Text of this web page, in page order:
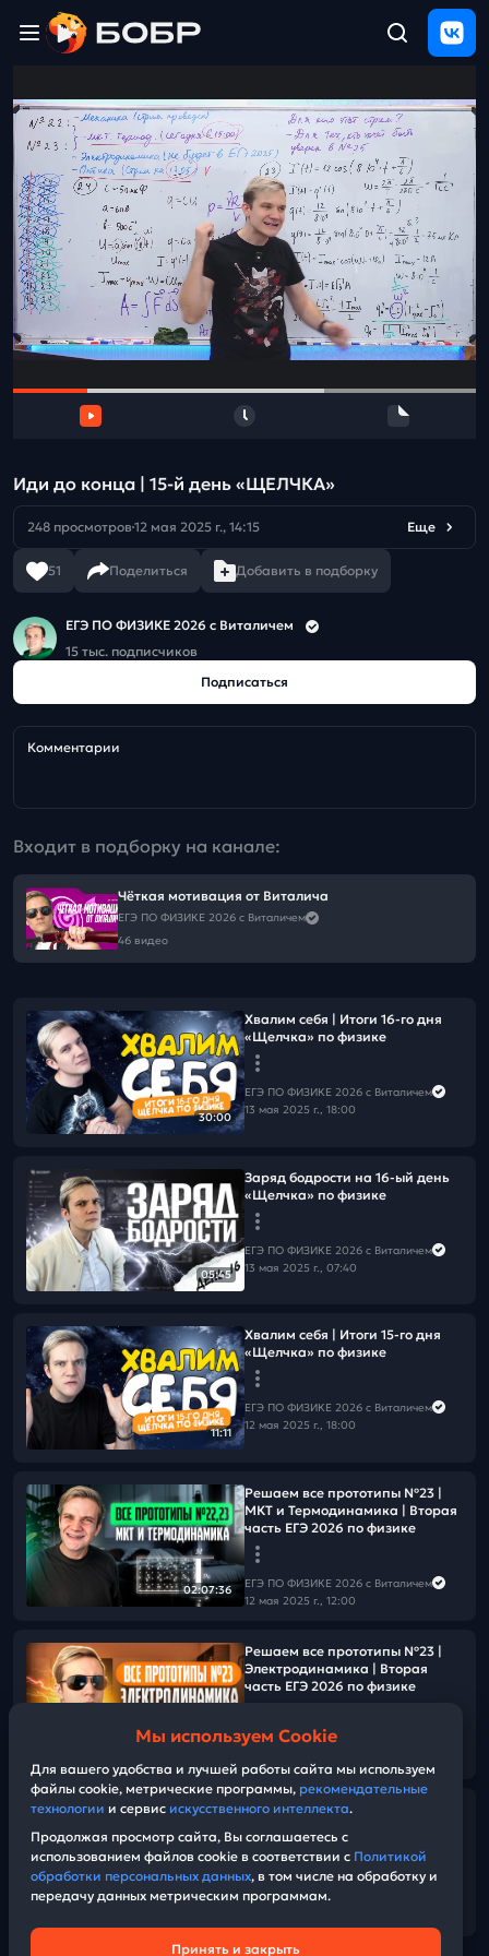
ЩЕЛЧОК
2026
Полезные
материалы
Проверка
сочинений
Тех
поддержка
и
Иди до конца | 15-й день «ЩЕЛЧКА»
248 просмотров 12 мая 2025 г., 14:15 Еще
51 Поделиться Добавить в подборку
ЕГЭ ПО ФИЗИКЕ 2026 с Виталичем
15 тыс. подписчиков
Подписаться
Комментарии
Входит в подборку на канале:
Чёткая мотивация от Виталича
ЕГЭ ПО ФИЗИКЕ 2026 с Виталичем
46 видео
30:00
Хвалим себя | Итоги 16-го дня
«Щелчка» по физике
ЕГЭ ПО ФИЗИКЕ 2026 с Виталичем
13 мая 2025 г., 18:00
05:45
Заряд бодрости на 16-ый день
«Щелчка» по физике
ЕГЭ ПО ФИЗИКЕ 2026 с Виталичем
13 мая 2025 г., 07:40
11:11
Хвалим себя | Итоги 15-го дня
«Щелчка» по физике
ЕГЭ ПО ФИЗИКЕ 2026 с Виталичем
12 мая 2025 г., 18:00
02:07:36
Решаем все прототипы Nº23 |
МКТ и Термодинамика | Вторая
часть ЕГЭ 2026 по физике
ЕГЭ ПО ФИЗИКЕ 2026 с Виталичем
12 мая 2025 г., 12:00
Решаем все прототипы Nº23 |
Электродинамика | Вторая
часть ЕГЭ 2026 по физике
ЕГЭ ПО ФИЗИКЕ 2026 с Виталичем
Заряд бодрости на 15-ый день
ЕГЭ ПО ФИЗИКЕ 2026 с Виталичем
12 мая 2025 г., 07:40
Мы используем Cookie
Для вашего удобства и лучшей работы сайта мы используем
файлы cookie, метрические программы, рекомендательные
технологии и сервис искусственного интеллекта.
Продолжая просмотр сайта, Вы соглашаетесь с
использованием файлов cookie в соответствии с Политикой
обработки персональных данных, в том числе на обработку и
передачу данных метрическим программам.
Принять и закрыть